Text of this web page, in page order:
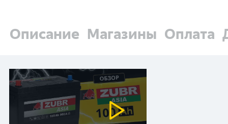
Описание Магазины Оплата